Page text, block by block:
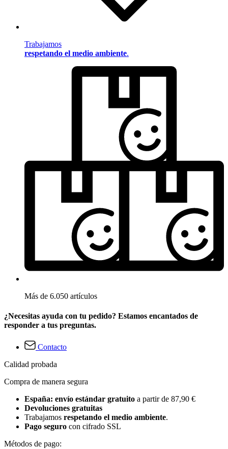
Trabajamos
respetando el medio ambiente.
Más de 6.050 artículos
¿Necesitas ayuda con tu pedido? Estamos encantados de
responder a tus preguntas.
Contacto
Calidad probada
Compra de manera segura
España: envío estándar gratuito a partir de 87,90 €
Devoluciones gratuitas
Trabajamos respetando el medio ambiente.
Pago seguro con cifrado SSL
Métodos de pago: